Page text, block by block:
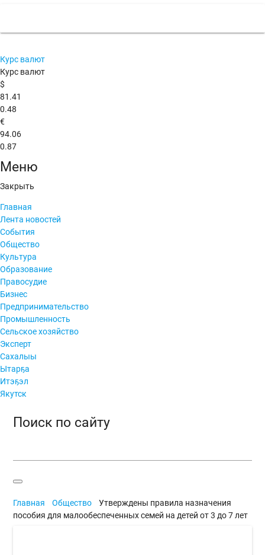
Курс валют
Курс валют
$
81.41
0.48
€
94.06
0.87
Меню
Закрыть
Главная
Лента новостей
События
Общество
Культура
Образование
Правосудие
Бизнес
Предпринимательство
Промышленность
Сельское хозяйство
Эксперт
Сахалыы
Ытарҕа
Итэҕэл
Якутск
Поиск по сайту
Главная Общество
Утверждены правила назначения
пособия для малообеспеченных семей на детей от 3 до 7 лет